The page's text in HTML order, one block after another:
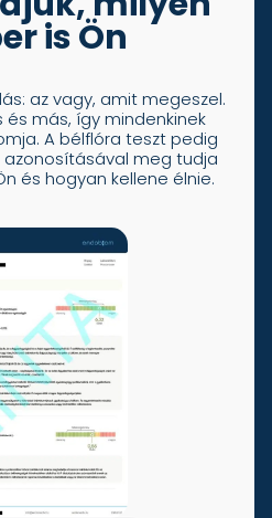
is Ön
az vagy, amit megeszel.
más, így mindenkinek
A bélflóra teszt pedig
azonosításával meg tudja
és hogyan kellene élnie.